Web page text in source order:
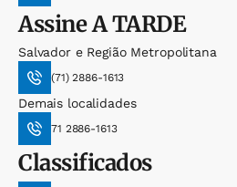
AssineA TARDE
Salvador e Região Metropolitana
(71) 2886-1613
Demais localidades
71 2886-1613
Classificados